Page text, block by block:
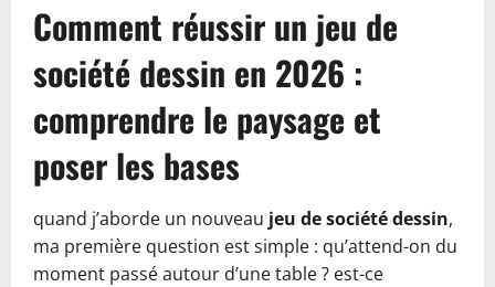
Comment réussir un jeu de
société dessin en 2026 :
comprendre le paysage et
poser les bases
quand j’aborde un nouveau jeu de société dessin,
ma première question est simple : qu’attend-on du
moment passé autour d’une table ? est-ce